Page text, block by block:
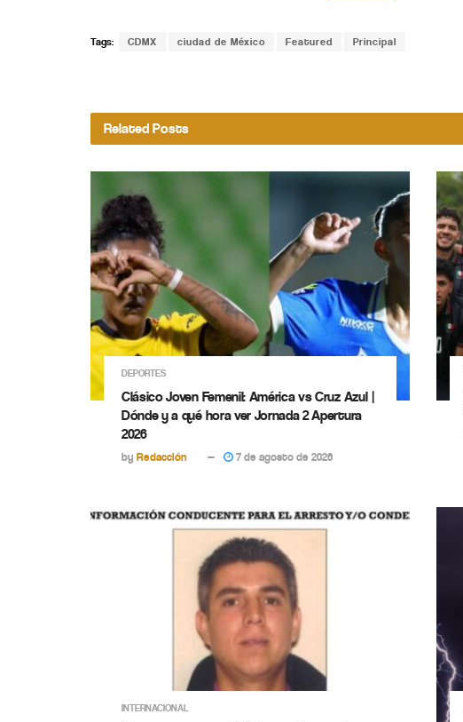
Tags: CDMX ciudad de México Featured Principal
Related Posts
DEPORTES
Clásico Joven Femenil: América vs Cruz Azul |
Dónde y a qué hora ver Jornada 2 Apertura
2026
by Redacción 7 de agosto de 2026
INTERNACIONAL